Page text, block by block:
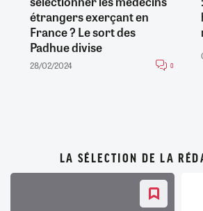
étrangers exerçant en
France ? Le sort des
Padhue divise
28/02/2024 0
LA SÉLECTION DE LA